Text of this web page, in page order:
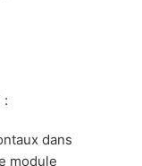
:
dans
module